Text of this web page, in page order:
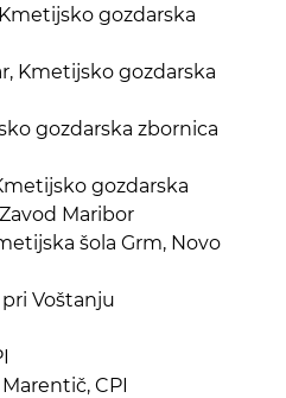
gozdarska
Kmetijsko gozdarska
gozdarska zbornica
gozdarska
Maribor
šola Grm, Novo
Voštanju
CPI